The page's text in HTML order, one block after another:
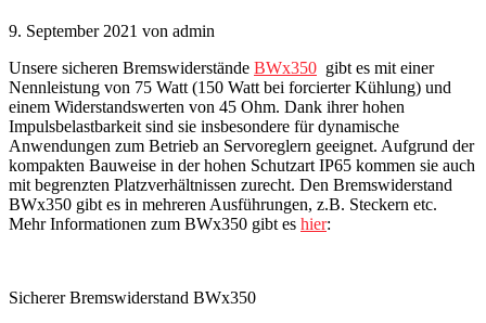
9. September 2021 von admin
Unsere sicheren Bremswiderstände BWx350 gibt es mit einer
Nennleistung von 75 Watt (150 Watt bei forcierter Kühlung) und
einem Widerstandswerten von 45 Ohm. Dank ihrer hohen
Impulsbelastbarkeit sind sie insbesondere für dynamische
Anwendungen zum Betrieb an Servoreglern geeignet. Aufgrund der
kompakten Bauweise in der hohen Schutzart IP65 kommen sie auch
mit begrenzten Platzverhältnissen zurecht. Den Bremswiderstand
BWx350 gibt es in mehreren Ausführungen, z.B. Steckern etc.
Mehr Informationen zum BWx350 gibt es hier:
Sicherer Bremswiderstand BWx350